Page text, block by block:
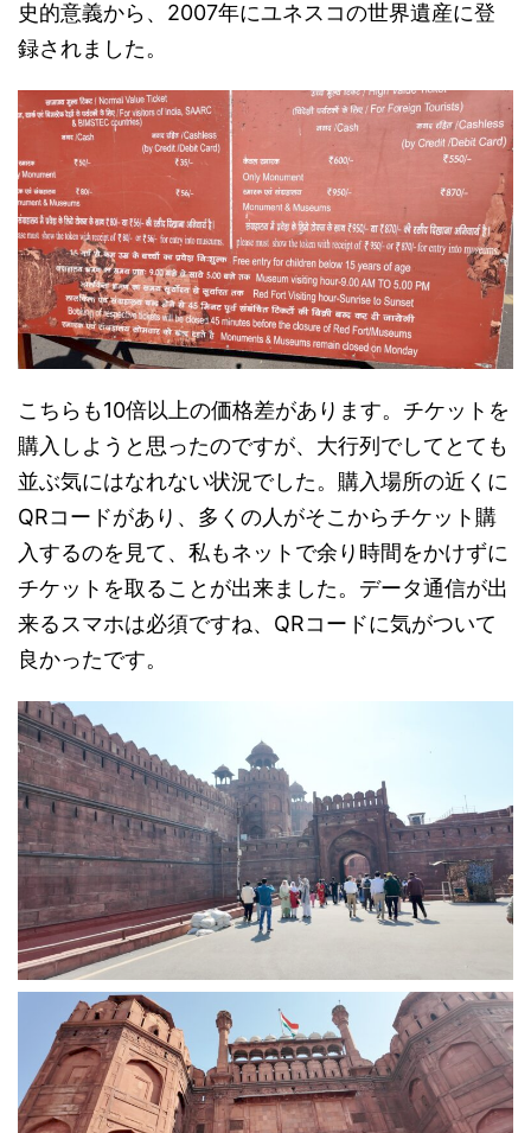
史的意義から、2007年にユネスコの世界遺産に登
録されました。
こちらも10倍以上の価格差があります。チケットを
購入しようと思ったのですが、大行列でしてとても
並ぶ気にはなれない状況でした。購入場所の近くに
QRコードがあり、多くの人がそこからチケット購
入するのを見て、私もネットで余り時間をかけずに
チケットを取ることが出来ました。データ通信が出
来るスマホは必須ですね、QRコードに気がついて
良かったです。